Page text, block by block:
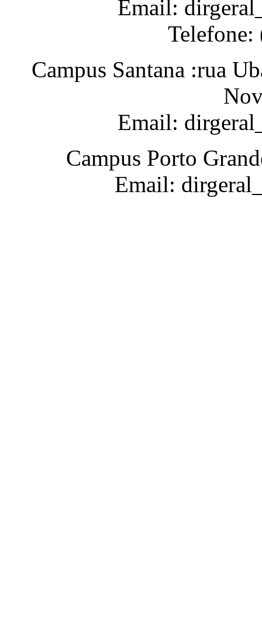
Email:
Campus Santana :rua
Email:
Campus Porto
Email: